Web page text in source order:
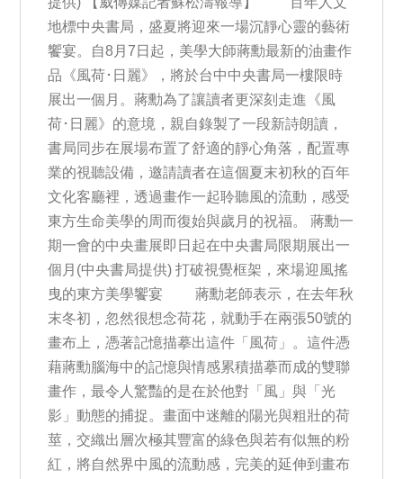
地標中央書局，盛夏將迎來一場沉靜心靈的藝術
饗宴。自8月7日起，美學大師蔣勳最新的油畫作
品《風荷･日麗》，將於台中中央書局一樓限時
展出一個月。蔣勳為了讓讀者更深刻走進《風
荷･日麗》的意境，親自錄製了一段新詩朗讀，
書局同步在展場布置了舒適的靜心角落，配置專
業的視聽設備，邀請讀者在這個夏末初秋的百年
文化客廳裡，透過畫作一起聆聽風的流動，感受
東方生命美學的周而復始與歲月的祝福。 蔣勳一
期一會的中央畫展即日起在中央書局限期展出一
個月(中央書局提供) 打破視覺框架，來場迎風搖
曳的東方美學饗宴 蔣勳老師表示，在去年秋
末冬初，忽然很想念荷花，就動手在兩張50號的
畫布上，憑著記憶描摹出這件「風荷」。這件憑
藉蔣勳腦海中的記憶與情感累積描摹而成的雙聯
畫作，最令人驚豔的是在於他對「風」與「光
影」動態的捕捉。畫面中迷離的陽光與粗壯的荷
莖，交織出層次極其豐富的綠色與若有似無的粉
紅，將自然界中風的流動感，完美的延伸到畫布